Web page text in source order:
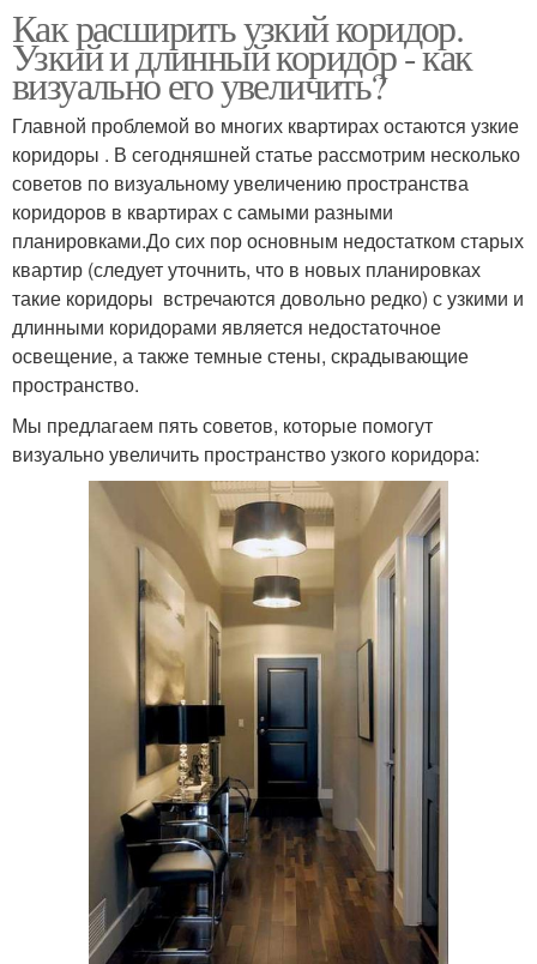
Как расширить узкий коридор.
Узкий и длинный коридор - как
визуально его увеличить?
Главной проблемой во многих квартирах остаются узкие
коридоры . В сегодняшней статье рассмотрим несколько
советов по визуальному увеличению пространства
коридоров в квартирах с самыми разными
планировками.До сих пор основным недостатком старых
квартир (следует уточнить, что в новых планировках
такие коридоры встречаются довольно редко) с узкими и
длинными коридорами является недостаточное
освещение, а также темные стены, скрадывающие
пространство.
Мы предлагаем пять советов, которые помогут
визуально увеличить пространство узкого коридора: